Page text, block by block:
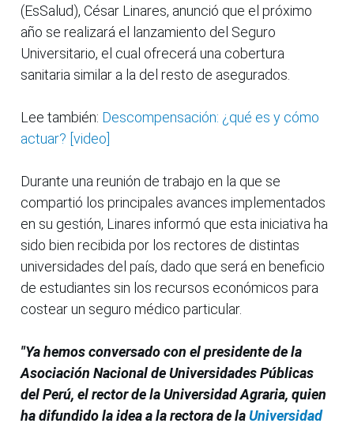
(EsSalud), César Linares, anunció que el próximo
año se realizará el lanzamiento del Seguro
Universitario, el cual ofrecerá una cobertura
sanitaria similar a la del resto de asegurados.
Lee también: Descompensación: ¿qué es y cómo
actuar? [video]
Durante una reunión de trabajo en la que se
compartió los principales avances implementados
en su gestión, Linares informó que esta iniciativa ha
sido bien recibida por los rectores de distintas
universidades del país, dado que será en beneficio
de estudiantes sin los recursos económicos para
costear un seguro médico particular.
"Ya hemos conversado con el presidente de la
Asociación Nacional de Universidades Públicas
del Perú, el rector de la Universidad Agraria, quien
ha difundido la idea a la rectora de laUniversidad